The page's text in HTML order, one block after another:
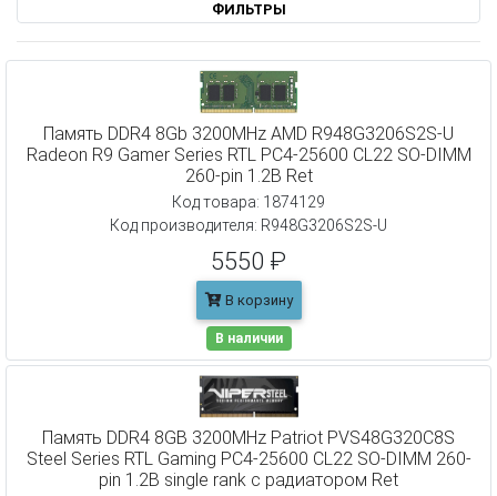
ФИЛЬТРЫ
Память DDR4 8Gb 3200MHz AMD R948G3206S2S-U
Radeon R9 Gamer Series RTL PC4-25600 CL22 SO-DIMM
260-pin 1.2В Ret
Код товара: 1874129
Код производителя: R948G3206S2S-U
5550 ₽
В корзину
В наличии
Память DDR4 8GB 3200MHz Patriot PVS48G320C8S
Steel Series RTL Gaming PC4-25600 CL22 SO-DIMM 260-
pin 1.2В single rank с радиатором Ret